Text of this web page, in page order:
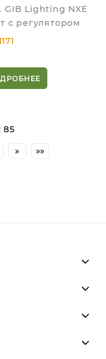
Lighting NXE
с регулятором
85
» »»